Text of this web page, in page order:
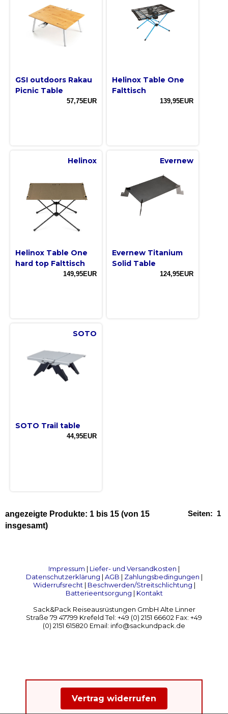
GSI outdoors Rakau
Picnic Table
57,75EUR
Helinox Table One
Falttisch
139,95EUR
Helinox
Helinox Table One
hard top Falttisch
149,95EUR
Evernew
Evernew Titanium
Solid Table
124,95EUR
SOTO
SOTO Trail table
44,95EUR
Seiten: 1
angezeigte Produkte: 1 bis 15 (von 15
insgesamt)
Impressum | Liefer- und Versandkosten |
Datenschutzerklärung | AGB | Zahlungsbedingungen |
Widerrufsrecht| Beschwerden/Streitschlichtung |
Batterieentsorgung | Kontakt
Sack&Pack Reiseausrüstungen GmbH Alte Linner
Straße 79 47799 Krefeld Tel: +49 (0) 2151 66602 Fax: +49
(0) 2151 615820 Email: info@sackundpack.de
Vertrag widerrufen